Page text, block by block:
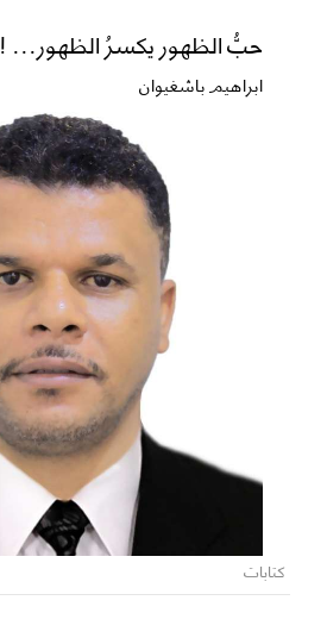
حبُّ الظهور يكسرُ الظهور... !
ابراهيم باشغيوان
كتابات